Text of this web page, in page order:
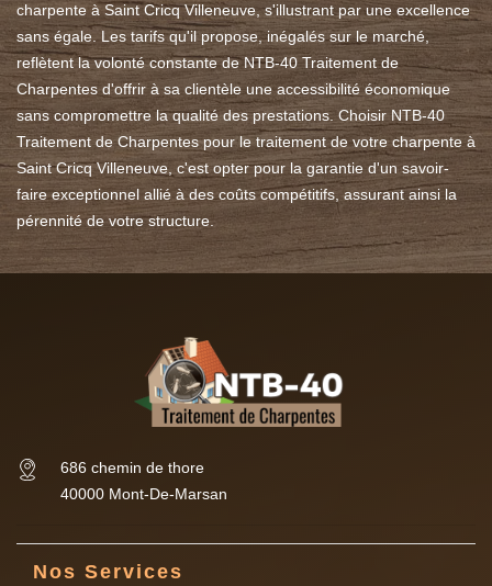
charpente à Saint Cricq Villeneuve, s'illustrant par une excellence
sans égale. Les tarifs qu'il propose, inégalés sur le marché,
reflètent la volonté constante de NTB-40 Traitement de
Charpentes d'offrir à sa clientèle une accessibilité économique
sans compromettre la qualité des prestations. Choisir NTB-40
Traitement de Charpentes pour le traitement de votre charpente à
Saint Cricq Villeneuve, c'est opter pour la garantie d'un savoir-
faire exceptionnel allié à des coûts compétitifs, assurant ainsi la
pérennité de votre structure.
686 chemin de thore
40000 Mont-De-Marsan
Nos Services